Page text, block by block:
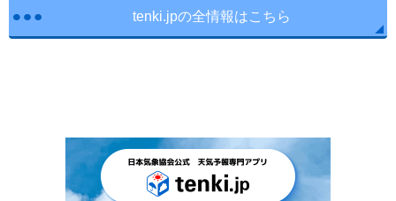
tenki.jpの全情報はこちら